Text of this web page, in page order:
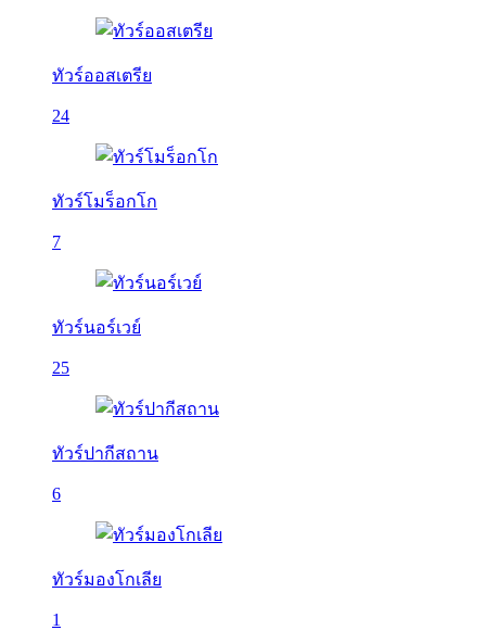
ทัวร์ออสเตรีย
24
ทัวร์โมร็อกโก
7
ทัวร์นอร์เวย์
25
ทัวร์ปากีสถาน
6
ทัวร์มองโกเลีย
1